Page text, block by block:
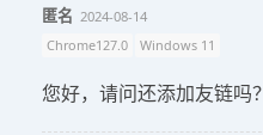
匿名 2024-08-14
Chrome127.0
Windows 11
您好，请问还添加友链吗？